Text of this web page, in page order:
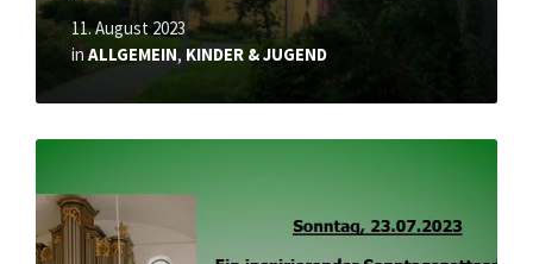
11. August 2023
in ALLGEMEIN, KINDER & JUGEND
Mehr